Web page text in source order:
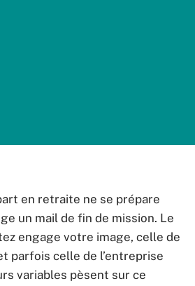
en retraite ne se prépare
un mail de fin de mission. Le
engage votre image, celle de
parfois celle de l’entreprise
variables pèsent sur ce